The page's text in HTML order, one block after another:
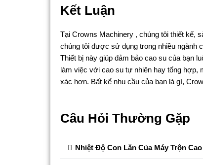
Kết Luận
Tại Crowns Machinery , chúng tôi thiết kế,
chúng tôi được sử dụng trong nhiều ngành
Thiết bị này giúp đảm bảo cao su của bạn
làm việc với cao su tự nhiên hay tổng hợp,
xác hơn. Bất kể nhu cầu của bạn là gì,
Câu Hỏi Thường Gặp
Nhiệt Độ Con Lăn Của Máy Trộn